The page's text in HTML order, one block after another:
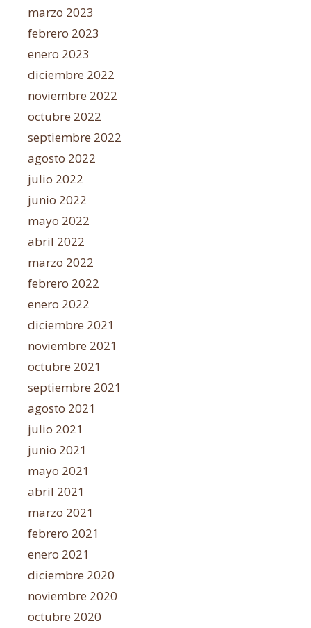
marzo 2023
febrero 2023
enero 2023
diciembre 2022
noviembre 2022
octubre 2022
septiembre 2022
agosto 2022
julio 2022
junio 2022
mayo 2022
abril 2022
marzo 2022
febrero 2022
enero 2022
diciembre 2021
noviembre 2021
octubre 2021
septiembre 2021
agosto 2021
julio 2021
junio 2021
mayo 2021
abril 2021
marzo 2021
febrero 2021
enero 2021
diciembre 2020
noviembre 2020
octubre 2020